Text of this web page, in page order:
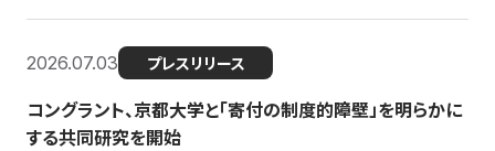
2026.07.03 プレスリリース
コングラント、京都大学と「寄付の制度的障壁」を明らかに
する共同研究を開始